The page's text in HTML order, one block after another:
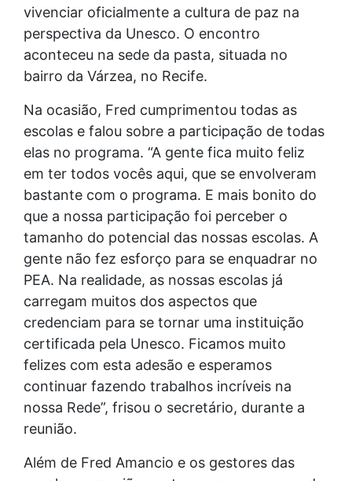
vivenciar oficialmente a cultura de paz na
perspectiva da Unesco. O encontro
aconteceu na sede da pasta, situada no
bairro da Várzea, no Recife.
Na ocasião, Fred cumprimentou todas as
escolas e falou sobre a participação de todas
elas no programa. “A gente fica muito feliz
em ter todos vocês aqui, que se envolveram
bastante com o programa. E mais bonito do
que a nossa participação foi perceber o
tamanho do potencial das nossas escolas. A
gente não fez esforço para se enquadrar no
PEA. Na realidade, as nossas escolas já
carregam muitos dos aspectos que
credenciam para se tornar uma instituição
certificada pela Unesco. Ficamos muito
felizes com esta adesão e esperamos
continuar fazendo trabalhos incríveis na
nossa Rede”, frisou o secretário, durante a
reunião.
Além de Fred Amancio e os gestores das